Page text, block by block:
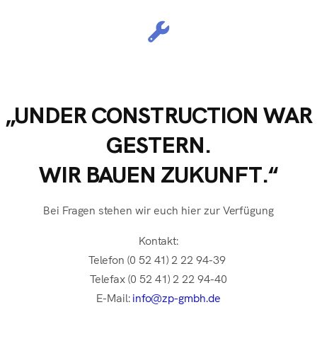
„UNDER CONSTRUCTION WAR
GESTERN.
WIR BAUEN ZUKUNFT.“
Bei Fragen stehen wir euch hier zur Verfügung
Kontakt:
Telefon (0 52 41) 2 22 94-39
Telefax (0 52 41) 2 22 94-40
E-Mail:info@zp-gmbh.de